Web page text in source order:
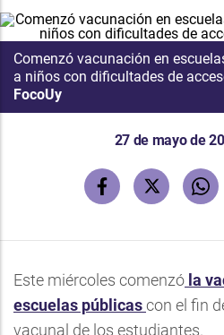
Comenzó vacunación en
a niños con dificultades de
FocoUy
27 de mayo de
Este miércoles comenzó la
escuelas públicascon el fin
vacunal de los estudiantes.